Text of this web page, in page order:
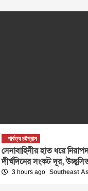
পার্বত্য চট্টগ্রাম
সেনাবাহিনীর হাত ধরে
দীর্ঘদিনের সংকট দূর,
3 hours ago Southeast